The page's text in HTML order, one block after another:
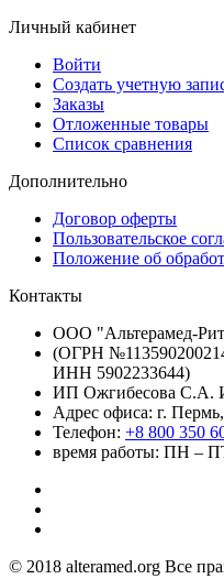
Личный кабинет
Войти
Создать учетную
Заказы
Отложенные товары
Список сравнения
Дополнительно
Договор оферты
Пользовательское
Положение об
Контакты
ООО "Альтерамед-
(ОГРН
ИНН 5902233644)
ИП Ожгибесова С.А.
Адрес офиса: г.
Телефон: +8 800 350
время работы: ПН –
© 2018 alteramed.org Все